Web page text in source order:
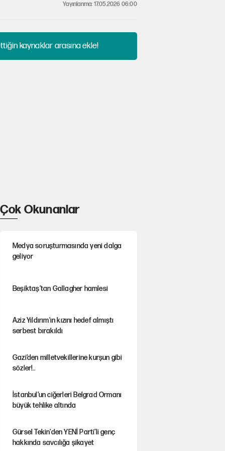
Yayınlanma: 17.05.2026 06:00
kaynaklar arasına ekle!
Çok Okunanlar
Medya soruşturmasında yeni dalga
geliyor
Beşiktaş’tan Gallagher hamlesi
Aziz Yıldırım'ın kızını hedef almıştı
serbest bırakıldı
Gazi’den milletvekillerine kurşun gibi
sözler!..
İstanbul’un ciğerleri Belgrad Ormanı
büyük tehlike altında
Gürsel Tekin'den YENİ Parti’li genç
hakkında savcılığa şikayet